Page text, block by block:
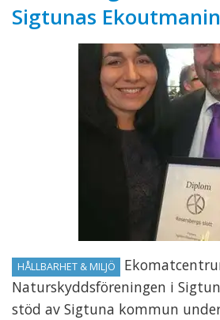
Sigtunas
HÅLLBARHET & MILJÖ
Naturskyddsföreningen i
stöd av Sigtuna kommun